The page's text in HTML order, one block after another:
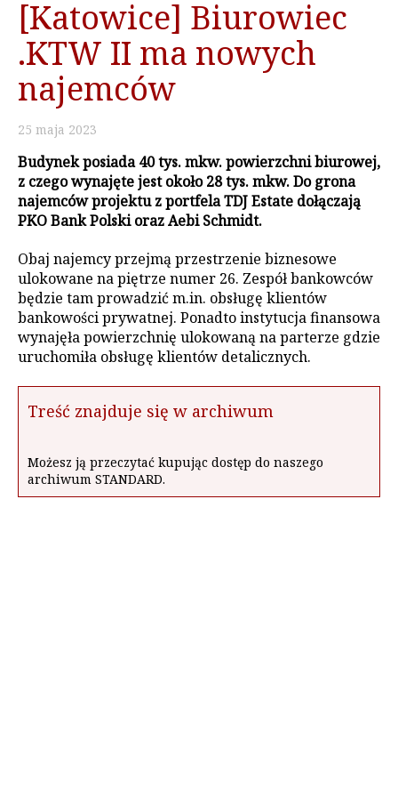
[Katowice] Biurowiec
.KTW II ma nowych
najemców
25 maja 2023
Budynek posiada 40 tys. mkw. powierzchni biurowej,
z czego wynajęte jest około 28 tys. mkw. Do grona
najemców projektu z portfela TDJ Estate dołączają
PKO Bank Polski oraz Aebi Schmidt.
Obaj najemcy przejmą przestrzenie biznesowe
ulokowane na piętrze numer 26. Zespół bankowców
będzie tam prowadzić m.in. obsługę klientów
bankowości prywatnej. Ponadto instytucja finansowa
wynajęła powierzchnię ulokowaną na parterze gdzie
uruchomiła obsługę klientów detalicznych.
Treść znajduje się w archiwum
Możesz ją przeczytać kupując dostęp do naszego
archiwum STANDARD.